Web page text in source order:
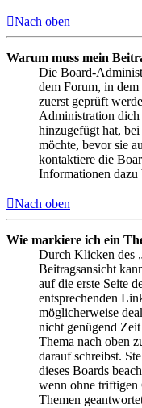
Nach oben
Warum muss mein
Die Board-
dem Forum, in
zuerst geprüft
Administration
hinzugefügt hat, bei
möchte, bevor sie
kontaktiere die
Informationen dazu
Nach oben
Wie markiere ich ein
Durch Klicken des
Beitragsansicht
auf die erste Seite
entsprechenden
möglicherweise
nicht genügend
Thema nach oben
darauf schreibst.
dieses Boards
wenn ohne triftigen
Themen